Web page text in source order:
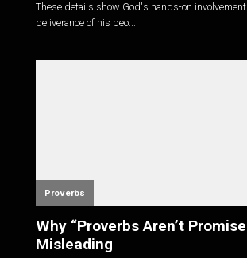
These details show God's hands-on
deliverance of his peo...
Proverbs
Why “Proverbs Aren’t
Misleading